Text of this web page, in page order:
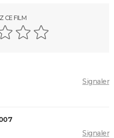
du film le plus détesté de la
pourquoi
de "La voie de l'eau" ?
critiques, séances,
film avec Robert
CE FILM
Signaler
Signaler